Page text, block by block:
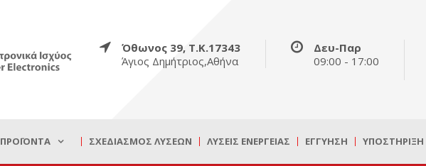
Όθωνος 39, Τ.Κ.17343
Άγιος Δημήτριος,Αθήνα
Δευ-Παρ
09:00 - 17:00
ΠΡΟΪΌΝΤΑ ΣΧΕΔΙΑΣΜΌΣ ΛΎΣΕΩΝ ΛΎΣΕΙΣ ΕΝΈΡΓΕΙΑΣ ΕΓΓΎΗΣΗ ΥΠΟΣΤΉΡΙΞΗ